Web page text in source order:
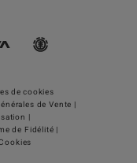
de cookies
de Vente |
|
de Fidélité |